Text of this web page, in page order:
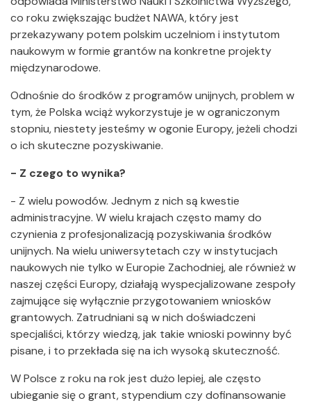
co roku zwiększając budżet NAWA, który jest
przekazywany potem polskim uczelniom i instytutom
naukowym w formie grantów na konkretne projekty
międzynarodowe.
Odnośnie do środków z programów unijnych, problem w
tym, że Polska wciąż wykorzystuje je w ograniczonym
stopniu, niestety jesteśmy w ogonie Europy, jeżeli chodzi
o ich skuteczne pozyskiwanie.
- Z czego to wynika?
- Z wielu powodów. Jednym z nich są kwestie
administracyjne. W wielu krajach często mamy do
czynienia z profesjonalizacją pozyskiwania środków
unijnych. Na wielu uniwersytetach czy w instytucjach
naukowych nie tylko w Europie Zachodniej, ale również w
naszej części Europy, działają wyspecjalizowane zespoły
zajmujące się wyłącznie przygotowaniem wniosków
grantowych. Zatrudniani są w nich doświadczeni
specjaliści, którzy wiedzą, jak takie wnioski powinny być
pisane, i to przekłada się na ich wysoką skuteczność.
W Polsce z roku na rok jest dużo lepiej, ale często
ubieganie się o grant, stypendium czy dofinansowanie